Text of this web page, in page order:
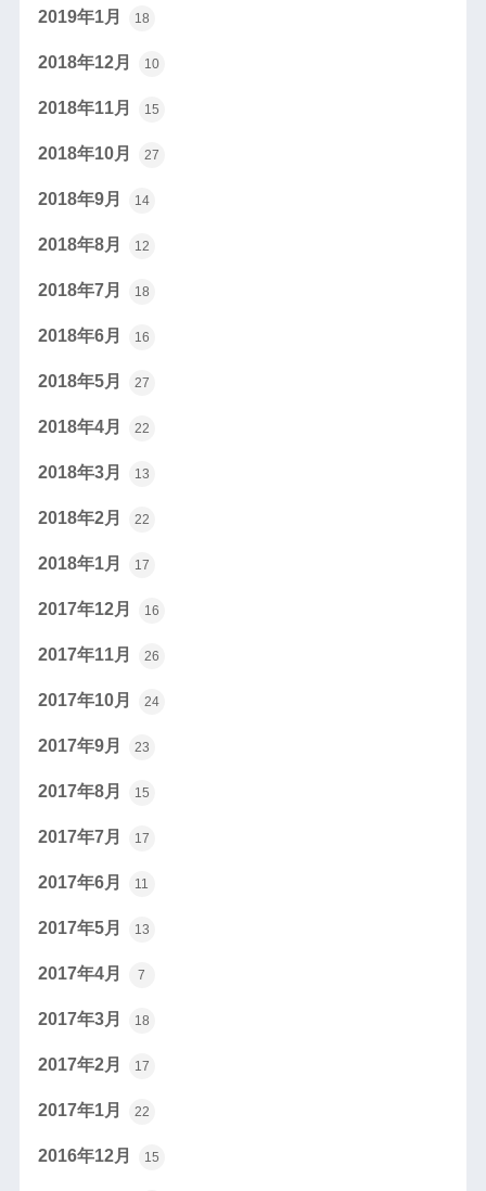
2019年1月 18
2018年12月 10
2018年11月 15
2018年10月 27
2018年9月 14
2018年8月 12
2018年7月 18
2018年6月 16
2018年5月 27
2018年4月 22
2018年3月 13
2018年2月 22
2018年1月 17
2017年12月 16
2017年11月 26
2017年10月 24
2017年9月 23
2017年8月 15
2017年7月 17
2017年6月 11
2017年5月 13
2017年4月 7
2017年3月 18
2017年2月 17
2017年1月 22
2016年12月 15